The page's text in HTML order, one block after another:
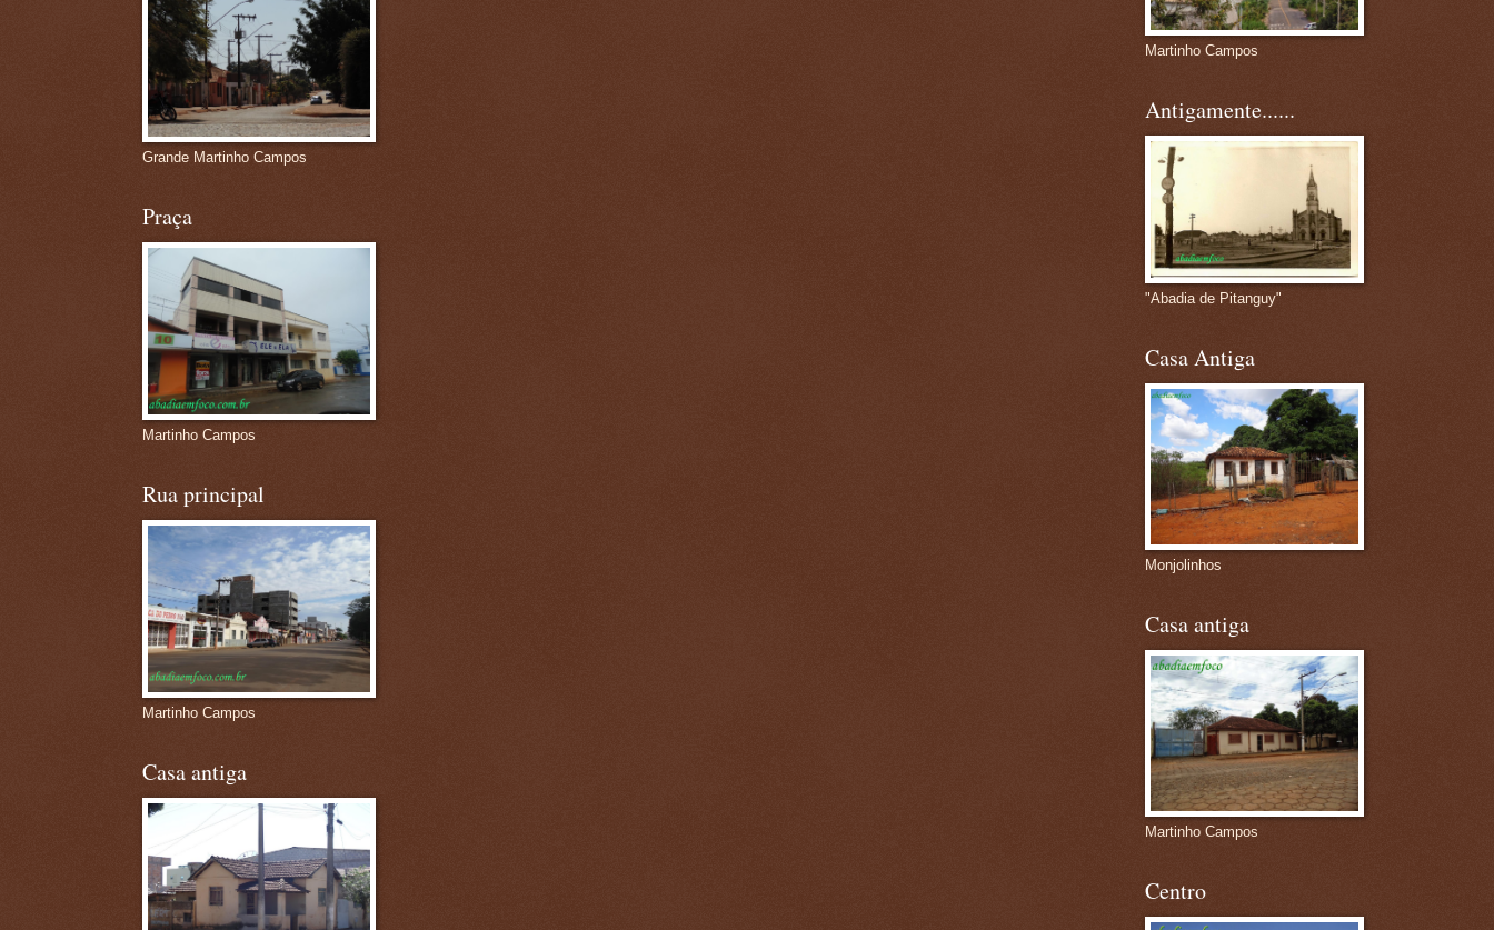
Grande Martinho Campos
Praça
Martinho Campos
Rua principal
Martinho Campos
Casa antiga
Martinho Campos
Antigamente......
"Abadia de Pitanguy"
Casa Antiga
Monjolinhos
Casa antiga
Martinho Campos
Centro